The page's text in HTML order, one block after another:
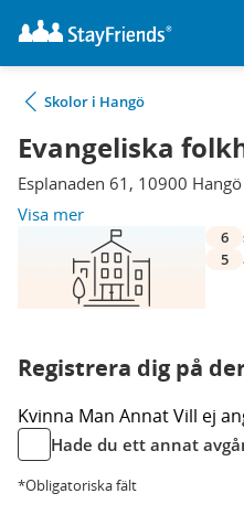
Skolor i Hangö
Evangeliska
Esplanaden 61, 10900 Hangö
Visa mer
6
5
Registrera dig på
Kvinna Man AnnatVill ej
Hade du ett annat
*Obligatoriska fält